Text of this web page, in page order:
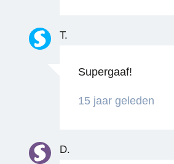
T.
Supergaaf!
15 jaar geleden
D.